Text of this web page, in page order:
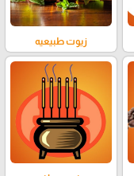
زيوت طبيعيه